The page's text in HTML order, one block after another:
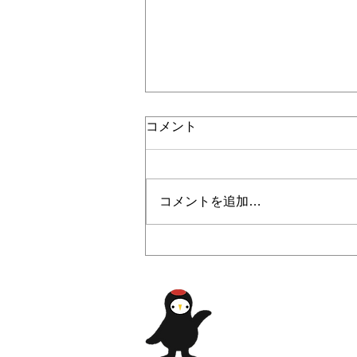
泊をしてみよう！！～」開催
報告！
コメント
コメントを追加…